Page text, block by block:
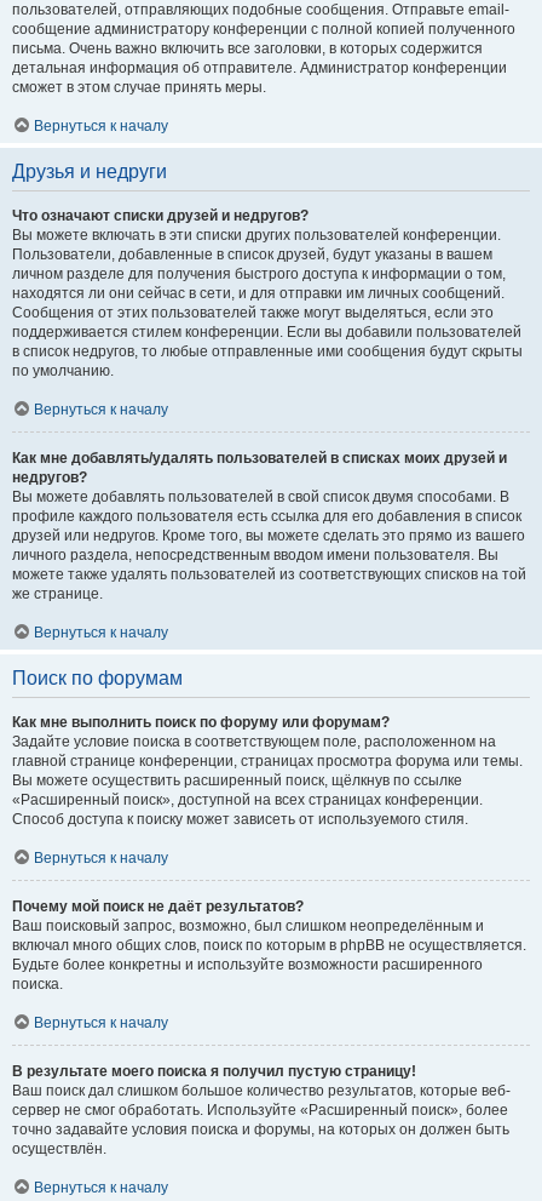
пользователей, отправляющих подобные сообщения. Отправьте email-
сообщение администратору конференции с полной копией полученного
письма. Очень важно включить все заголовки, в которых содержится
детальная информация об отправителе. Администратор конференции
сможет в этом случае принять меры.
Вернуться к началу
Друзья и недруги
Что означают списки друзей и недругов?
Вы можете включать в эти списки других пользователей конференции.
Пользователи, добавленные в список друзей, будут указаны в вашем
личном разделе для получения быстрого доступа к информации о том,
находятся ли они сейчас в сети, и для отправки им личных сообщений.
Сообщения от этих пользователей также могут выделяться, если это
поддерживается стилем конференции. Если вы добавили пользователей
в список недругов, то любые отправленные ими сообщения будут скрыты
по умолчанию.
Вернуться к началу
Как мне добавлять/удалять пользователей в списках моих друзей и
недругов?
Вы можете добавлять пользователей в свой список двумя способами. В
профиле каждого пользователя есть ссылка для его добавления в список
друзей или недругов. Кроме того, вы можете сделать это прямо из вашего
личного раздела, непосредственным вводом имени пользователя. Вы
можете также удалять пользователей из соответствующих списков на той
же странице.
Вернуться к началу
Поиск по форумам
Как мне выполнить поиск по форуму или форумам?
Задайте условие поиска в соответствующем поле, расположенном на
главной странице конференции, страницах просмотра форума или темы.
Вы можете осуществить расширенный поиск, щёлкнув по ссылке
«Расширенный поиск», доступной на всех страницах конференции.
Способ доступа к поиску может зависеть от используемого стиля.
Вернуться к началу
Почему мой поиск не даёт результатов?
Ваш поисковый запрос, возможно, был слишком неопределённым и
включал много общих слов, поиск по которым в phpBB не осуществляется.
Будьте более конкретны и используйте возможности расширенного
поиска.
Вернуться к началу
В результате моего поиска я получил пустую страницу!
Ваш поиск дал слишком большое количество результатов, которые веб-
сервер не смог обработать. Используйте «Расширенный поиск», более
точно задавайте условия поиска и форумы, на которых он должен быть
осуществлён.
Вернуться к началу